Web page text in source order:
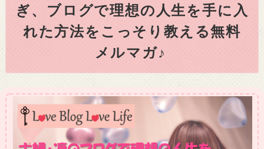
ぎ、ブログで理想の人生を手に入
れた方法をこっそり教える無料
メルマガ♪